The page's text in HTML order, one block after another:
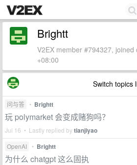
Brightt
V2EX member #794327,
+08:00
Switch topics
问与答 • Brightt
玩 polymarket 会变成赌狗吗？
Jul 16 • Lastly replied bytianjiyao
OpenAI • Brightt
为什么 chatgpt 这么固执